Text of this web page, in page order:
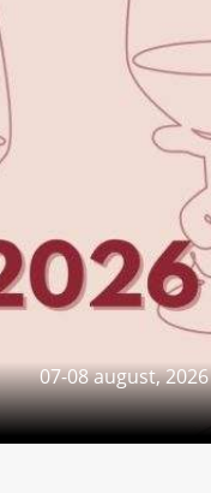
07-08 august, 2026